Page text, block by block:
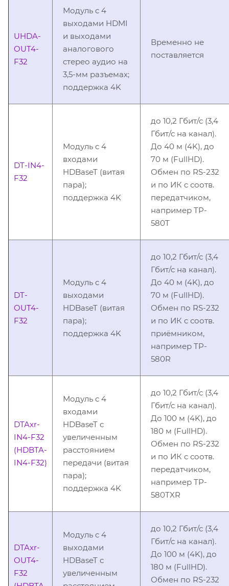
UHDA-
OUT4-
F32
Модуль c 4
выходами HDMI
и выходами
аналогового
стерео аудио на
3,5-мм разъемах;
поддержка 4K
Временно не
поставляется
DT-IN4-
F32
Модуль c 4
входами
HDBaseT (витая
пара);
поддержка 4K
до 10,2 Гбит/с (3,4
Гбит/с на канал).
До 40 м (4K), до
70 м (FullHD).
Обмен по RS-232
и по ИК c соотв.
передатчиком,
например TP-
580T
DT-
OUT4-
F32
Модуль c 4
выходами
HDBaseT (витая
пара);
поддержка 4K
до 10,2 Гбит/с (3,4
Гбит/с на канал).
До 40 м (4K), до
70 м (FullHD).
Обмен по RS-232
и по ИК c соотв.
приёмником,
например TP-
580R
DTAxr-
IN4-F32
(HDBTA-
IN4-F32)
Модуль c 4
входами
HDBaseT с
увеличенным
расстоянием
передачи (витая
пара);
поддержка 4K
до 10,2 Гбит/с (3,4
Гбит/с на канал).
До 100 м (4K), до
180 м (FullHD).
Обмен по RS-232
и по ИК c соотв.
передатчиком,
например TP-
580TXR
DTAxr-
OUT4-
F32
Модуль c 4
выходами
HDBaseT с
увеличенным
до 10,2 Гбит/с (3,4
Гбит/с на канал).
До 100 м (4K), до
180 м (FullHD).
Обмен по RS-232